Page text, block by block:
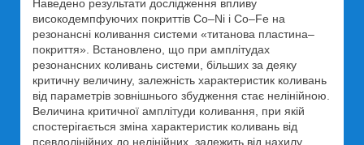
Наведено результати дослідження впливу
високодемпфуючих покриттів Co–Ni і Co–Fe на
резонансні коливання системи «титанова пластина–
покриття». Встановлено, що при амплітудах
резонансних коливань системи, більших за деяку
критичну величину, залежність характеристик коливань
від параметрів зовнішнього збудження стає нелінійною.
Величина критичної амплітуди коливання, при якій
спостерігається зміна характеристик коливань від
псевдолінійних до нелінійних, залежить від нахилу